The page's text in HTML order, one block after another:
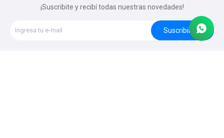
¡Suscribite y recibí todas nuestras novedades!
Suscribirme